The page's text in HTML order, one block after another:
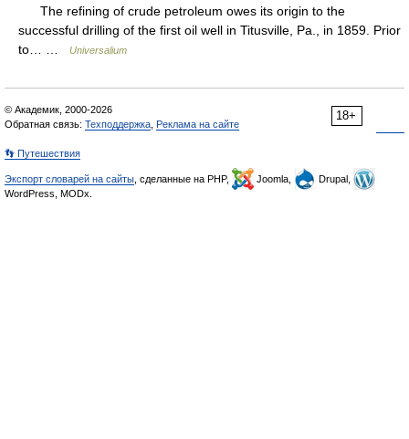
The refining of crude petroleum owes its origin to the
successful drilling of the first oil well in Titusville, Pa., in 1859. Prior
to… …
Universalium
18+
© Академик, 2000-2026
Обратная связь: Техподдержка Реклама на сайте
👣 Путешествия
Экспорт словарей на сайты , сделанные на PHP, Joomla,
Drupal,
WordPress, MODx.